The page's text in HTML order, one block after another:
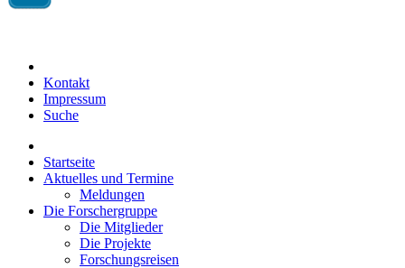
Kontakt
Impressum
Suche
Startseite
Aktuelles und Termine
Meldungen
Die Forschergruppe
Die Mitglieder
Die Projekte
Forschungsreisen